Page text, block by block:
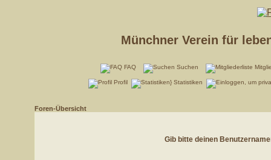
Münchner Verein für
FAQ Suchen
Profil Statistiken
Foren-Übersicht
Gib bitte deinen